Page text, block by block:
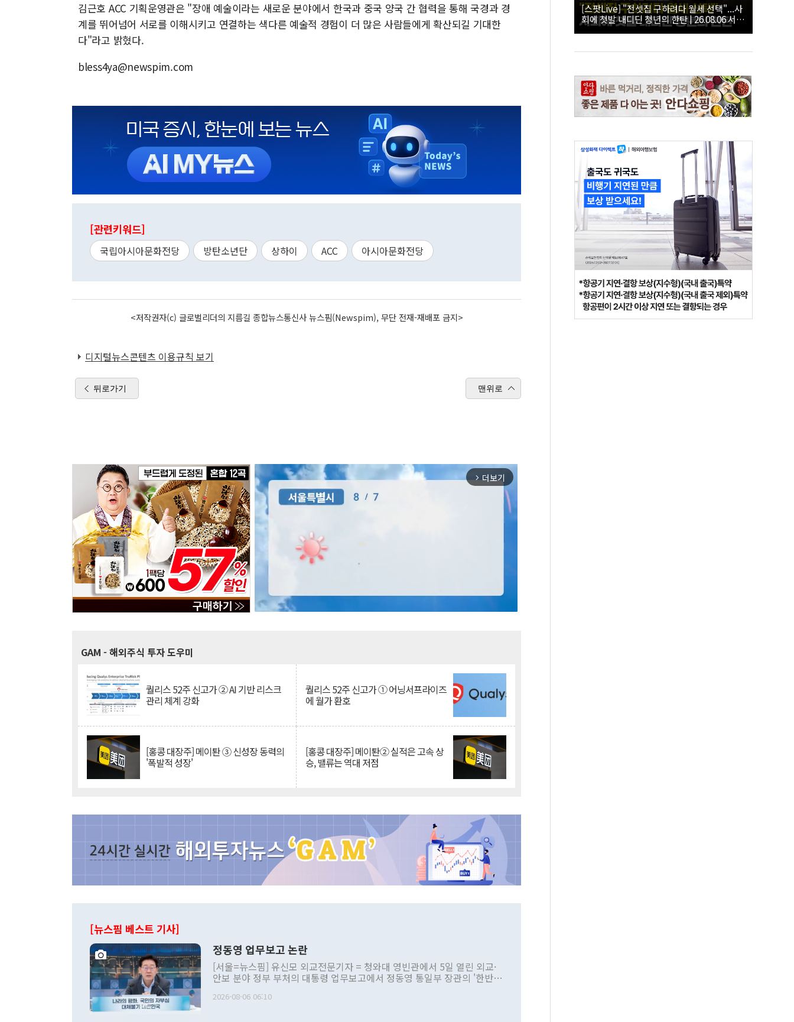
김근호 ACC 기획운영관은 "장애 예술이라는 새로운 분야에서 한국과 중국 양국 간 협력을 통해 국경과 경
계를 뛰어넘어 서로를 이해시키고 연결하는 색다른 예술적 경험이 더 많은 사람들에게 확산되길 기대한
다"라고 밝혔다.
bless4ya@newspim.com
[관련키워드]
국립아시아문화전당 방탄소년단 상하이 ACC 아시아문화전당
<저작권자(c) 글로벌리더의 지름길 종합뉴스통신사 뉴스핌(Newspim), 무단 전재-재배포 금지>
디지털뉴스콘텐츠 이용규칙 보기
뒤로가기 맨위로
arrow_forward_ios 더보기
GAM - 해외주식 투자 도우미
퀄리스 52주 신고가 ② AI 기반 리스크
관리 체계 강화
퀄리스 52주 신고가 ① 어닝서프라이즈
에 월가 환호
[홍콩 대장주] 메이퇀 ③ 신성장 동력의
'폭발적 성장'
[홍콩 대장주] 메이퇀② 실적은 고속 상
승, 밸류는 역대 저점
[뉴스핌 베스트 기사]
정동영 업무보고 논란
[서울=뉴스핌] 유신모 외교전문기자 = 청와대 영빈관에서 5일 열린 외교·
안보 분야 정부 부처의 대통령 업무보고에서 정동영 통일부 장관의 '한반도
발언 중에는 정부 내 조율을 거치지 않은 사안을 정책으로 추진하겠다고 공
2026-08-06 06:10
[스팟Live] "전셋집 구하려다 월세 선택"...사
회에 첫발 내디딘 청년의 한탄 | 26.08.06 서울
시 부동산 대토론회